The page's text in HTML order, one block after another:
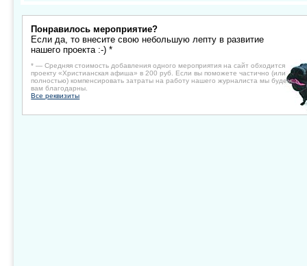
Понравилось мероприятие?
Если да, то внесите свою небольшую лепту в развитие
нашего проекта :-) *
* — Средняя стоимость добавления одного мероприятия на сайт обходится
проекту «Христианская афиша» в 200 руб. Если вы поможете частично (или
полностью) компенсировать затраты на работу нашего журналиста мы будем
вам благодарны.
Все реквизиты